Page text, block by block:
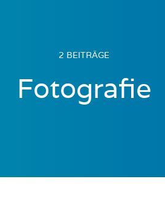
2 BEITRÄGE
Fotografie